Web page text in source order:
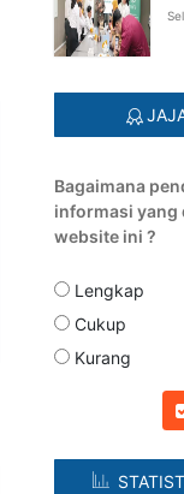
Bagaimana
informasi yang
website ini ?
Lengkap
Cukup
Kurang